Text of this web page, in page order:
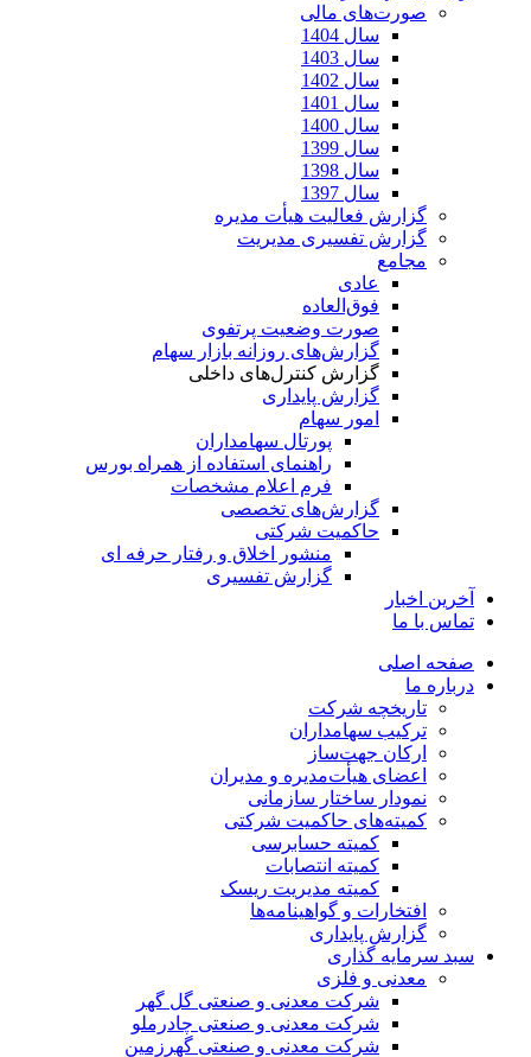
صورت‌های مالی
سال 1404
سال 1403
سال 1402
سال 1401
سال 1400
سال 1399
سال 1398
سال 1397
گزارش فعالیت هیأت مدیره
گزارش تفسیری مدیریت
مجامع
عادی
فوق‌العاده
صورت وضعیت پرتفوی
گزارش‌های روزانه بازار سهام
گزارش کنترل‌های داخلی
گزارش پایداری
امور سهام
پورتال سهامداران
راهنمای استفاده از همراه بورس
فرم اعلام مشخصات
گزارش‌های تخصصی
حاکمیت شرکتی
منشور اخلاق و رفتار حرفه­ ای
گزارش تفسیری
آخرین اخبار
تماس با ما
صفحه اصلی
درباره ما
تاریخچه شرکت
ترکیب سهامداران
ارکان جهت‌ساز
اعضای هیأت‌مدیره و مدیران
نمودار ساختار سازمانی
کمیته‌های حاکمیت شرکتی
کمیته حسابرسی
کمیته انتصابات
کمیته مدیریت ریسک
افتخارات و گواهینامه‌ها
گزارش پایداری
سبد سرمایه گذاری
معدنی و فلزی
شرکت معدنی و صنعتی گل گهر
شرکت معدنی و صنعتی چادرملو
شرکت معدنی و صنعتی گهرزمین